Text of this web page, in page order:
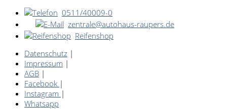
0511/40009-0
zentrale@autohaus-raupers.de
Reifenshop
Datenschutz |
Impressum |
AGB |
Facebook |
Instagram |
Whatsapp